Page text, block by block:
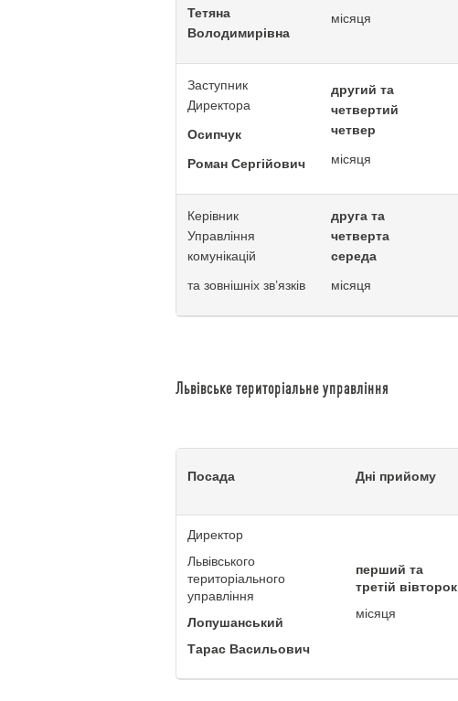
Тетяна
Володимирівна
місяця
Заступник
Директора
Осипчук
Роман Сергійович
другий та
четвертий
четвер
місяця
Керівник
Управління
комунікацій
та зовнішніх зв’язків
друга та
четверта
середа
місяця
Львівське територіальне управління
Посада Дні прийому
Директор
Львівського
територіального
управління
Лопушанський
Тарас Васильович
перший та
третій вівторок
місяця